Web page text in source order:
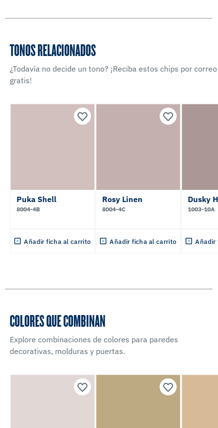
TONOS RELACIONADOS
¿Todavía no decide un tono? ¡Reciba estos chips por correo
gratis!
Puka Shell
8004-4B
Añadir ficha al carrito
Rosy Linen
8004-4C
Añadir ficha al carrito
Dusky
1003-10A
Añadir
COLORES QUE COMBINAN
Explore combinaciones de colores para paredes
decorativas, molduras y puertas.